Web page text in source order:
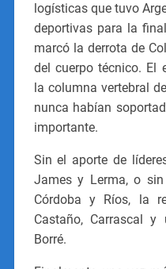
logísticas que tuvo
deportivas para la
marcó la derrota de
del cuerpo técnico. El
la columna vertebral
nunca habían
importante.
Sin el aporte de
James y Lerma, o
Córdoba y Ríos, la
Castaño, Carrascal
Borré.